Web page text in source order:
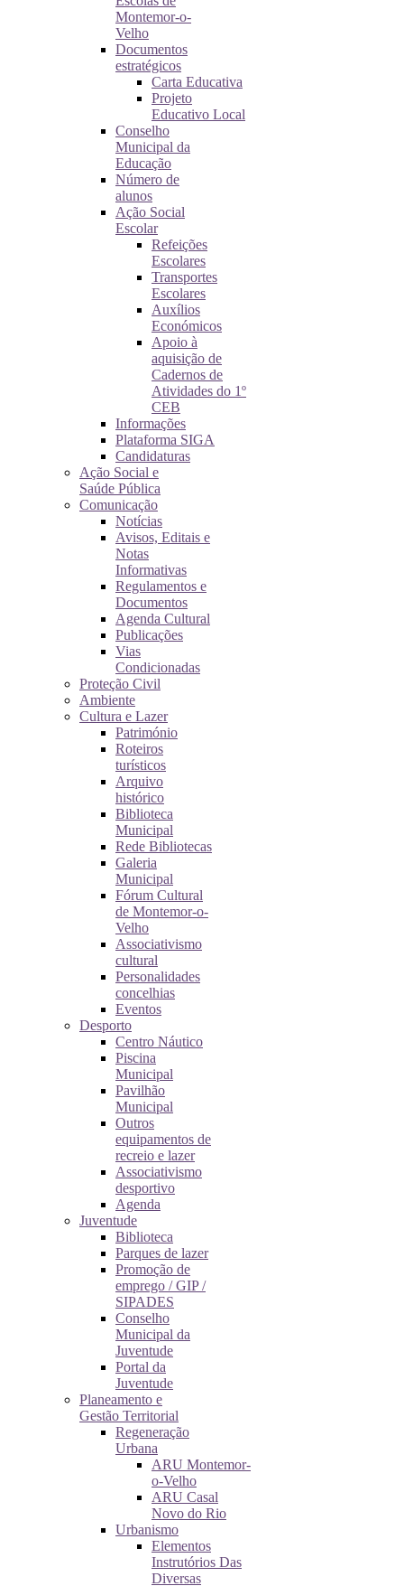
Montemor-o-
Velho
Documentos
estratégicos
Carta Educativa
Projeto
Educativo Local
Conselho
Municipal da
Educação
Número de
alunos
Ação Social
Escolar
Refeições
Escolares
Transportes
Escolares
Auxílios
Económicos
Apoio à
aquisição de
Cadernos de
Atividades do 1º
CEB
Informações
Plataforma SIGA
Candidaturas
Ação Social e
Saúde Pública
Comunicação
Notícias
Avisos, Editais e
Notas
Informativas
Regulamentos e
Documentos
Agenda Cultural
Publicações
Vias
Condicionadas
Proteção Civil
Ambiente
Cultura e Lazer
Património
Roteiros
turísticos
Arquivo
histórico
Biblioteca
Municipal
Rede Bibliotecas
Galeria
Municipal
Fórum Cultural
de Montemor-o-
Velho
Associativismo
cultural
Personalidades
concelhias
Eventos
Desporto
Centro Náutico
Piscina
Municipal
Pavilhão
Municipal
Outros
equipamentos de
recreio e lazer
Associativismo
desportivo
Agenda
Juventude
Biblioteca
Parques de lazer
Promoção de
emprego / GIP /
SIPADES
Conselho
Municipal da
Juventude
Portal da
Juventude
Planeamento e
Gestão Territorial
Regeneração
Urbana
ARU Montemor-
o-Velho
ARU Casal
Novo do Rio
Urbanismo
Elementos
Instrutórios Das
Diversas